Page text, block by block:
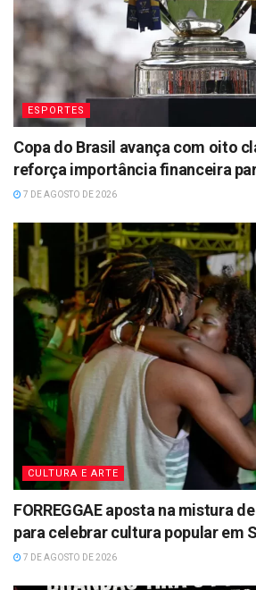
ESPORTES
Copa do Brasil avança com oito
reforça importância financeira
7 DE AGOSTO DE 2026
CULTURA E ARTE
FORREGGAE aposta na mistura
para celebrar cultura popular em
7 DE AGOSTO DE 2026